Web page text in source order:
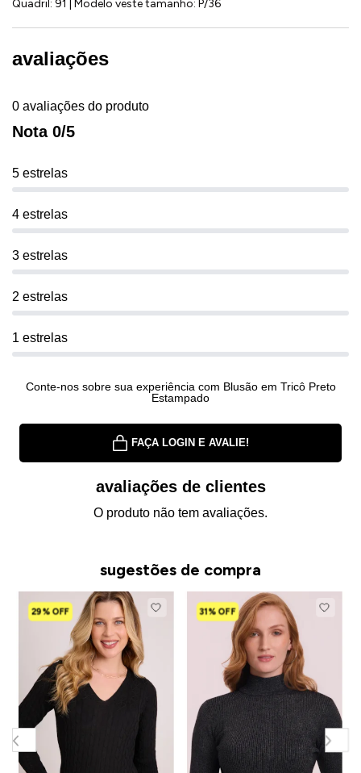
Quadril: 91 | Modelo veste tamanho: P/36
avaliações
0 avaliações do produto
Nota 0/5
5 estrelas
4 estrelas
3 estrelas
2 estrelas
1 estrelas
Conte-nos sobre sua experiência com Blusão em Tricô Preto
Estampado
FAÇA LOGIN E AVALIE!
avaliações de clientes
O produto não tem avaliações.
sugestões de compra
29% OFF 31% OFF